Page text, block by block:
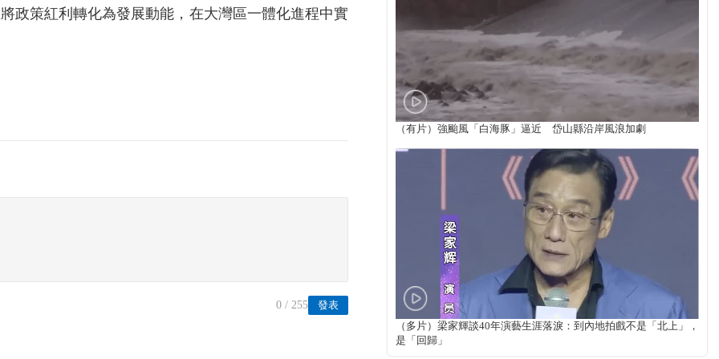
政策紅利轉化為發展動能，在大灣區一體化進程中實
發表
0 / 255
（有片）強颱風「白海豚」逼近 岱山縣沿岸風浪加劇
（多片）梁家輝談40年演藝生涯落淚：到內地拍戲不是「北上」，
是「回歸」